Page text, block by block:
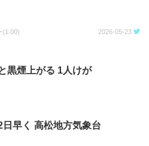
(1.00) 2026-05-23
黒煙上がる 1人けが
早く 高松地方気象台